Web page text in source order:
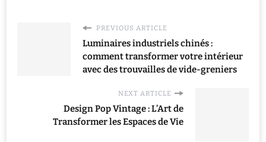
PREVIOUS ARTICLE
Luminaires industriels chinés :
comment transformer votre intérieur
avec des trouvailles de vide-greniers
NEXT ARTICLE
Design Pop Vintage : L’Art de
Transformer les Espaces de Vie